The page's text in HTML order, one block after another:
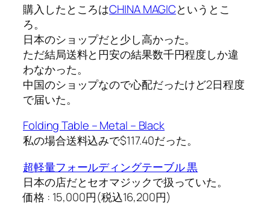
購入したところはCHINA MAGICというとこ
ろ。
日本のショップだと少し高かった。
ただ結局送料と円安の結果数千円程度しか違
わなかった。
中国のショップなので心配だったけど2日程度
で届いた。
Folding Table – Metal – Black
私の場合送料込みで$117.40だった。
超軽量フォールディングテーブル 黒
日本の店だとセオマジックで扱っていた。
価格 : 15,000円(税込16,200円)